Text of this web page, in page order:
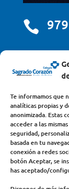
Te informamos que
analíticas propias y
anonimizada. Estas
acceder a las
seguridad,
basada en tu
conexión a redes
botón Aceptar, se
has aceptado/

Colegio y
Avda.
(Palencia) –